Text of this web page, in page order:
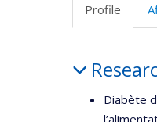
Profile
Diabète